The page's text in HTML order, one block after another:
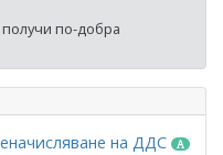
по-добра
на ДДС